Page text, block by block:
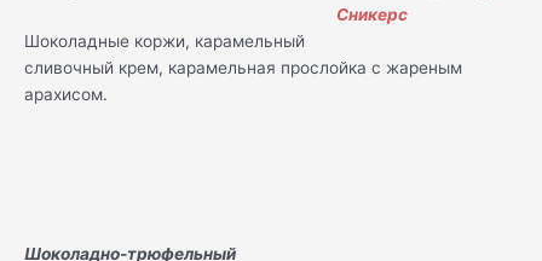
Шоколадные коржи, карамельный
сливочный крем, карамельная прослойка с жареным
арахисом.
Шоколадно-трюфельный